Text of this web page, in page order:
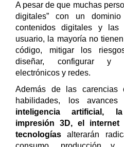
A pesar de que muchas
digitales” con un
contenidos digitales y las
usuario, la mayoría no
código, mitigar los
diseñar, configurar y
electrónicos y redes.
Además de las carencias
habilidades, los
inteligencia artificial,
impresión 3D, el
tecnologías alterarán